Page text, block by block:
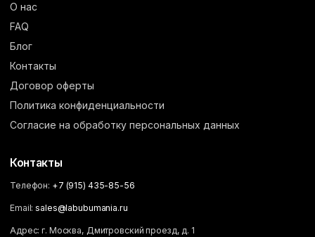
О нас
FAQ
Блог
Контакты
Договор оферты
Политика конфиденциальности
Согласие на обработку персональных данных
Контакты
Телефон: +7 (915) 435-85-56
Email:sales@labubumania.ru
Адрес: г. Москва, Дмитровский проезд, д. 1